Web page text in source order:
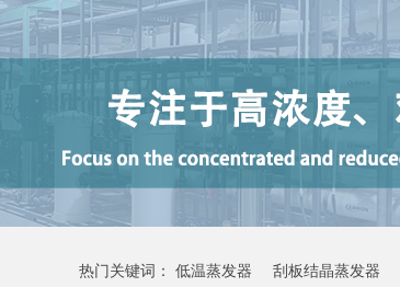
热门关键词： 低温蒸发器 刮板结晶蒸发器